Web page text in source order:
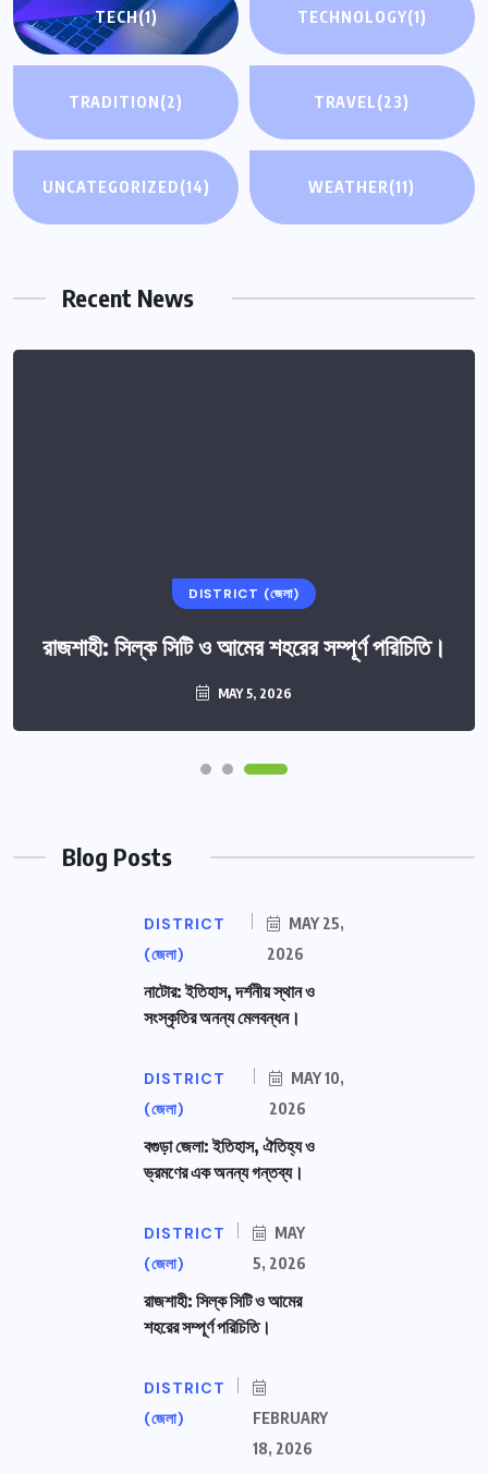
TECH(1) TECHNOLOGY(1)
TRADITION(2) TRAVEL(23)
UNCATEGORIZED(14) WEATHER(11)
Recent News
DISTRICT (জেলা)
রাজশাহী: সিল্ক সিটি ও আমের শহরের সম্পূর্ণ পরিচিতি।
MAY 5, 2026
Blog Posts
DISTRICT
(জেলা)
MAY 25,
2026
নাটোর: ইতিহাস, দর্শনীয় স্থান ও
সংস্কৃতির অনন্য মেলবন্ধন।
DISTRICT
(জেলা)
MAY 10,
2026
বগুড়া জেলা: ইতিহাস, ঐতিহ্য ও
ভ্রমণের এক অনন্য গন্তব্য।
DISTRICT
(জেলা)
MAY
5, 2026
রাজশাহী: সিল্ক সিটি ও আমের
শহরের সম্পূর্ণ পরিচিতি।
DISTRICT
(জেলা)
FEBRUARY
18, 2026